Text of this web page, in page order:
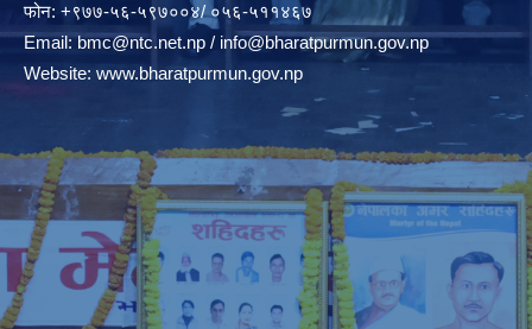
फोन: +९७७-५६-५९७००४/ ०५६-५११४६७
Email:bmc@ntc.net.np / info@bharatpurmun.gov.np
Website: www.bharatpurmun.gov.np